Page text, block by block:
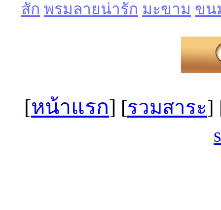
สัก พรมลายน่ารัก มะขาม ขน
[หน้าแรก] [รวมสาระ]